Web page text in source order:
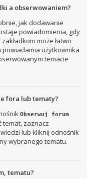
a obserwowaniem?
jak dodawanie
powiadomienia, gdy
może łatwo
powiadamia użytkownika
temacie
fora lub tematy?
Obserwuj forum
temat, zaznacz
lub kliknij odnośnik
wybranego tematu.
tematu?